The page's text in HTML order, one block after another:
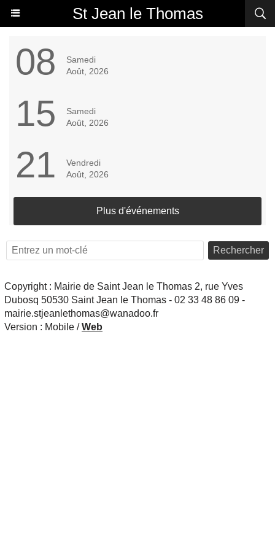
St Jean le Thomas
08
Samedi
Août, 2026
15
Samedi
Août, 2026
21
Vendredi
Août, 2026
Plus d'événements
Rechercher
Copyright : Mairie de Saint Jean le Thomas 2, rue Yves
Dubosq 50530 Saint Jean le Thomas - 02 33 48 86 09 -
mairie.stjeanlethomas@wanadoo.fr
Version : Mobile /Web